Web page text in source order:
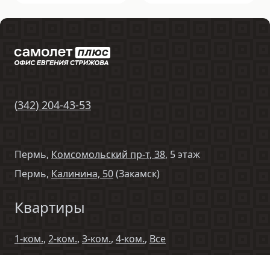
(342) 204-43-53
Пермь, Комсомольский пр-т, 38, 5 этаж
Пермь, Калинина, 50(Закамск)
Квартиры
1-ком., 2-ком., 3-ком., 4-ком., Все